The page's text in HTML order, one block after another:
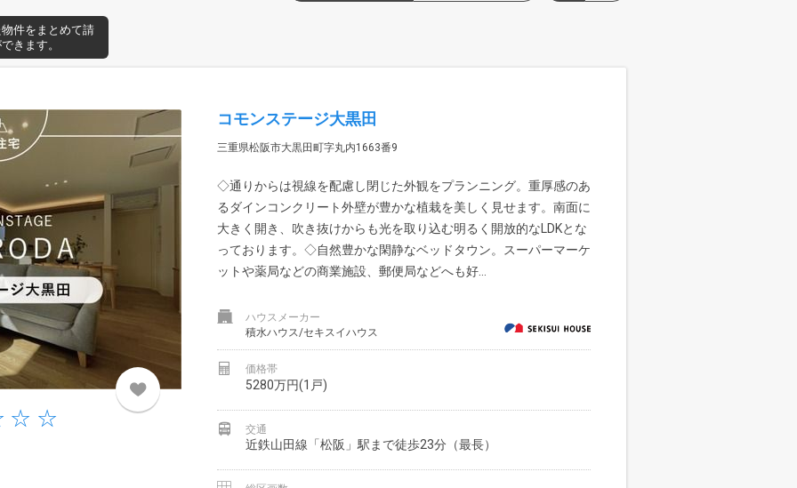
件をまとめて請
きます。
コモンステージ大黒田
三重県松阪市大黒田町字丸内1663番9
◇通りからは視線を配慮し閉じた外観をプランニング。重厚感のあ
るダインコンクリート外壁が豊かな植栽を美しく見せます。南面に
大きく開き、吹き抜けからも光を取り込む明るく開放的なLDKとな
っております。◇自然豊かな閑静なベッドタウン。スーパーマーケ
ットや薬局などの商業施設、郵便局などへも好...
ハウスメーカー
積水ハウス/セキスイハウス
価格帯
5280万円(1戸)
交通
近鉄山田線「松阪」駅まで徒歩23分（最長）